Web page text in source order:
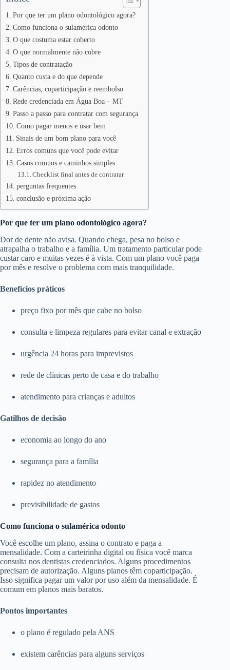
Por que ter um plano odontológico agora?
Como funciona o sulamérica odonto
O que costuma estar coberto
O que normalmente não cobre
Tipos de contratação
Quanto custa e do que depende
Carências, coparticipação e reembolso
Rede credenciada em Água Boa – MT
Passo a passo para contratar com segurança
Como pagar menos e usar bem
Sinais de um bom plano para você
Erros comuns que você pode evitar
Casos comuns e caminhos simples
Checklist final antes de contratar
perguntas frequentes
conclusão e próxima ação
Por que ter um plano odontológico agora?
Dor de dente não avisa. Quando chega, pesa no bolso e
atrapalha o trabalho e a família. Um tratamento particular pode
custar caro e muitas vezes é à vista. Com um plano você paga
por mês e resolve o problema com mais tranquilidade.
Benefícios práticos
preço fixo por mês que cabe no bolso
consulta e limpeza regulares para evitar canal e extração
urgência 24 horas para imprevistos
rede de clínicas perto de casa e do trabalho
atendimento para crianças e adultos
Gatilhos de decisão
economia ao longo do ano
segurança para a família
rapidez no atendimento
previsibilidade de gastos
Como funciona o sulamérica odonto
Você escolhe um plano, assina o contrato e paga a
mensalidade. Com a carteirinha digital ou física você marca
consulta nos dentistas credenciados. Alguns procedimentos
precisam de autorização. Alguns planos têm coparticipação.
Isso significa pagar um valor por uso além da mensalidade. É
comum em planos mais baratos.
Pontos importantes
o plano é regulado pela ANS
existem carências para alguns serviços